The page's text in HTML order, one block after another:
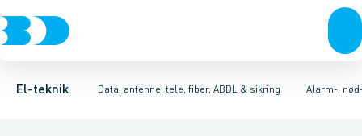
El-teknik Data, antenne, tele, fiber, ABDL & sikring
Afbrydere, stikkontakter & lampeudtag Forgreningsmateriel
Alarm-,
Antenne og satellitsystemerKommunikationsteknik/
Alarmcentral Kamera for TV-overvågningssystem